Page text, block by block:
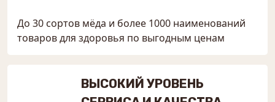
До 30 сортов мёда и более 1000 наименований
товаров для здоровья по выгодным ценам
ВЫСОКИЙ УРОВЕНЬ